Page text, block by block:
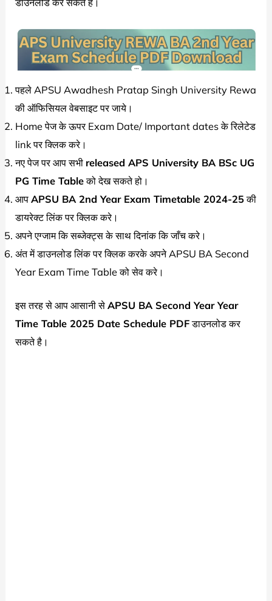
पहले APSU Awadhesh Pratap Singh University Rewa
की ऑफिसियल वेबसाइट पर जाये।
Home पेज के ऊपर Exam Date/ Important dates के रिलेटेड
link पर क्लिक करे।
नए पेज पर आप सभी released APS University BA BSc UG
PG Time Tableको देख सकते हो।
आपAPSU BA 2nd Year Exam Timetable 2024-25की
डायरेक्ट लिंक पर क्लिक करे।
अपने एग्जाम कि सब्जेक्ट्स के साथ दिनांक कि जाँच करे।
अंत में डाउनलोड लिंक पर क्लिक करके अपने APSU BA Second
Year Exam Time Table को सेव करे।
इस तरह से आप आसानी सेAPSU BA Second Year Year
Time Table 2025 Date Schedule PDFडाउनलोड कर
सकते है।